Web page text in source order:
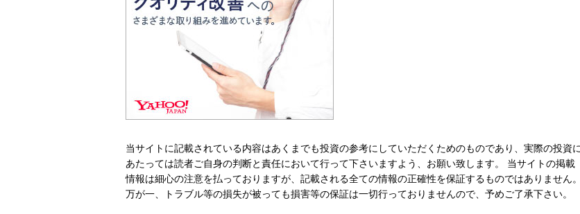
当サイトに記載されている内容はあくまでも投資の参考にしていただくためのものであり、実際の投資に
あたっては読者ご自身の判断と責任において行って下さいますよう、お願い致します。 当サイトの掲載
情報は細心の注意を払っておりますが、記載される全ての情報の正確性を保証するものではありません。
万が一、トラブル等の損失が被っても損害等の保証は一切行っておりませんので、予めご了承下さい。